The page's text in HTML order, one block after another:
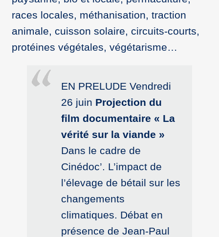
races locales, méthanisation, traction
animale, cuisson solaire, circuits-courts,
protéines végétales, végétarisme…
EN PRELUDE Vendredi
26 juin Projection du
film documentaire « La
vérité sur la viande »
Dans le cadre de
Cinédoc’. L’impact de
l’élevage de bétail sur les
changements
climatiques. Débat en
présence de Jean-Paul